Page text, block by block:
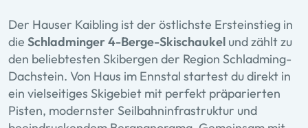
Der Hauser Kaibling ist der östlichste Ersteinstieg in
die Schladminger 4-Berge-Skischaukel und zählt zu
den beliebtesten Skibergen der Region Schladming-
Dachstein. Von Haus im Ennstal startest du direkt in
ein vielseitiges Skigebiet mit perfekt präparierten
Pisten, modernster Seilbahninfrastruktur und